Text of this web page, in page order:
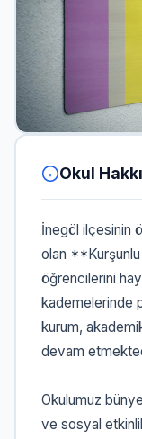
Okul
İnegöl ilçesinin
olan
öğrencilerini
kademelerinde
kurum,
devam
Okulumuz
ve sosyal